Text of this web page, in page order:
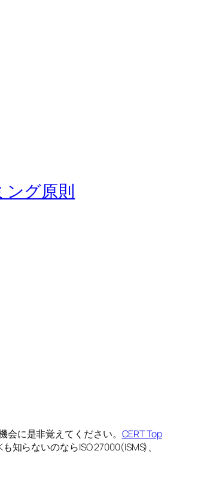
ング原則
に是非覚えてください。 CERT Top
知らないのならISO 27000(ISMS)、